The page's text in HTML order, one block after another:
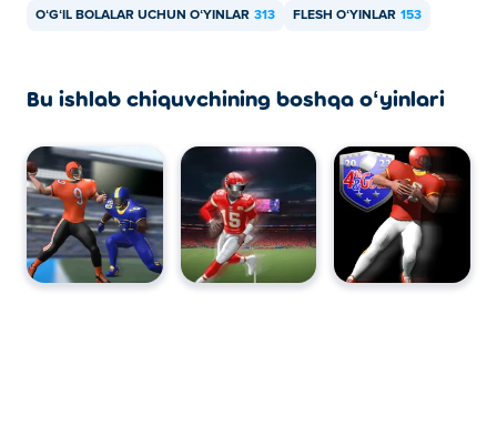
OʻGʻIL BOLALAR UCHUN OʻYINLAR 313 FLESH OʻYINLAR 153
Bu ishlab chiquvchining boshqa oʻyinlari